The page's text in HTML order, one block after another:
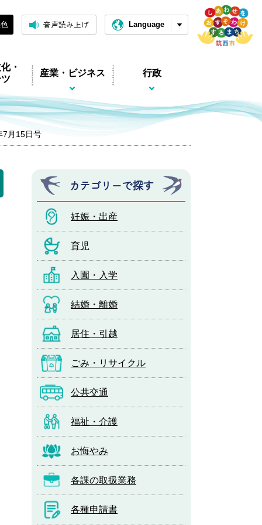
音声読み上げ Language
・
産業・ビジネス 行政
7月15日号
カテゴリーで探す
妊娠・出産
育児
入園・入学
結婚・離婚
居住・引越
ごみ・リサイクル
公共交通
福祉・介護
お悔やみ
各課の取扱業務
各種申請書